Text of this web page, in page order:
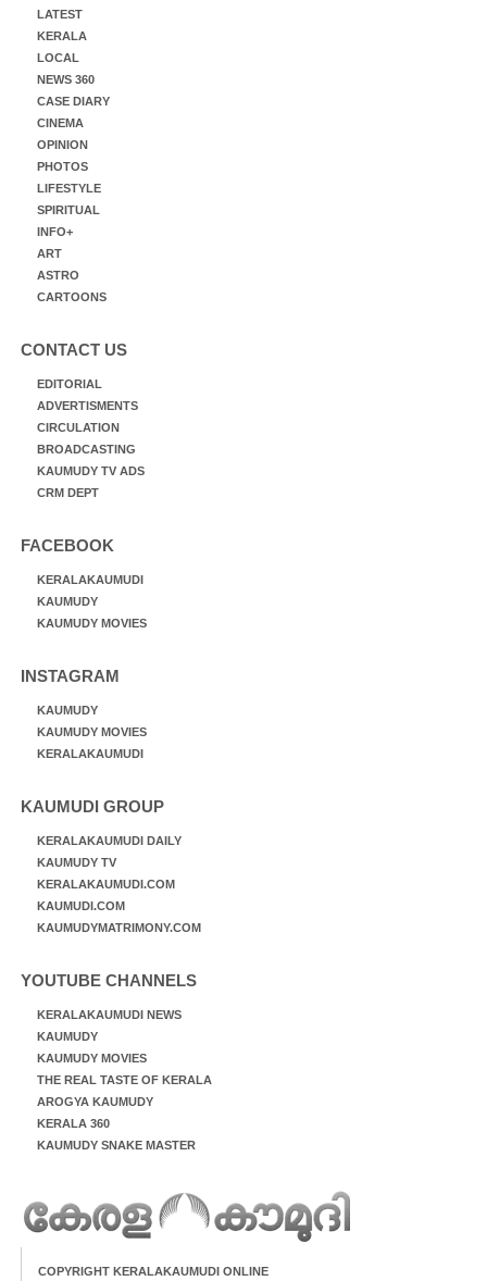
LATEST
KERALA
LOCAL
NEWS 360
CASE DIARY
CINEMA
OPINION
PHOTOS
LIFESTYLE
SPIRITUAL
INFO+
ART
ASTRO
CARTOONS
CONTACT US
EDITORIAL
ADVERTISMENTS
CIRCULATION
BROADCASTING
KAUMUDY TV ADS
CRM DEPT
FACEBOOK
KERALAKAUMUDI
KAUMUDY
KAUMUDY MOVIES
INSTAGRAM
KAUMUDY
KAUMUDY MOVIES
KERALAKAUMUDI
KAUMUDI GROUP
KERALAKAUMUDI DAILY
KAUMUDY TV
KERALAKAUMUDI.COM
KAUMUDI.COM
KAUMUDYMATRIMONY.COM
YOUTUBE CHANNELS
KERALAKAUMUDI NEWS
KAUMUDY
KAUMUDY MOVIES
THE REAL TASTE OF KERALA
AROGYA KAUMUDY
KERALA 360
KAUMUDY SNAKE MASTER
COPYRIGHT KERALAKAUMUDI ONLINE